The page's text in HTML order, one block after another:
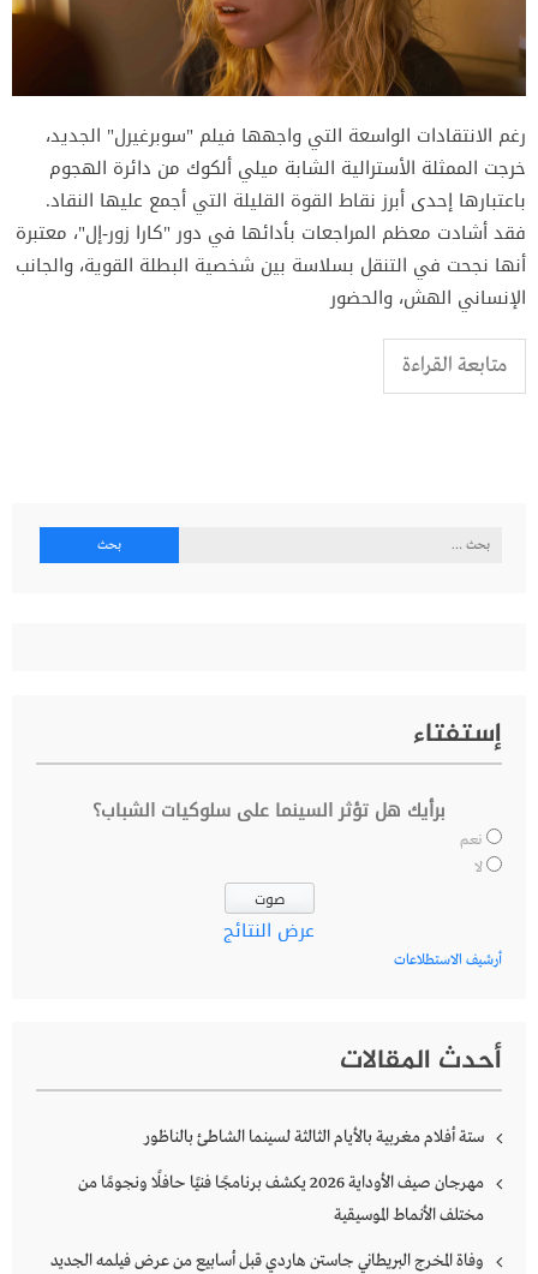
رغم الانتقادات الواسعة التي واجهها فيلم "سوبرغيرل" الجديد،
خرجت الممثلة الأسترالية الشابة ميلي ألكوك من دائرة الهجوم
باعتبارها إحدى أبرز نقاط القوة القليلة التي أجمع عليها النقاد.
فقد أشادت معظم المراجعات بأدائها في دور "كارا زور-إل"، معتبرة
أنها نجحت في التنقل بسلاسة بين شخصية البطلة القوية، والجانب
الإنساني الهش، والحضور
متابعة القراءة
البحث
إستفتاء
برأيك هل تؤثر السينما على سلوكيات الشباب؟
نعم
لا
عرض النتائج
أرشيف الاستطلاعات
أحدث المقالات
ستة أفلام مغربية بالأيام الثالثة لسينما الشاطئ بالناظور
مهرجان صيف الأوداية 2026 يكشف برنامجًا فنيًا حافلًا ونجومًا من
مختلف الأنماط الموسيقية
وفاة المخرج البريطاني جاستن هاردي قبل أسابيع من عرض فيلمه الجديد